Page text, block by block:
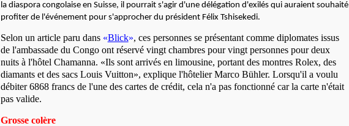
la diaspora congolaise en Suisse, il pourrait s'agir d'une délégation d'exilés qui auraient souhaité
profiter de l'événement pour s'approcher du président Félix Tshisekedi.
Selon un article paru dans «Blick», ces personnes se présentant comme diplomates issus
de l'ambassade du Congo ont réservé vingt chambres pour vingt personnes pour deux
nuits à l'hôtel Chamanna. «Ils sont arrivés en limousine, portant des montres Rolex, des
diamants et des sacs Louis Vuitton», explique l'hôtelier Marco Bühler. Lorsqu'il a voulu
débiter 6868 francs de l'une des cartes de crédit, cela n'a pas fonctionné car la carte n'était
pas valide.
Grosse colère